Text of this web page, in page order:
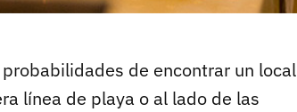
de encontrar un local
línea de playa o al lado de las